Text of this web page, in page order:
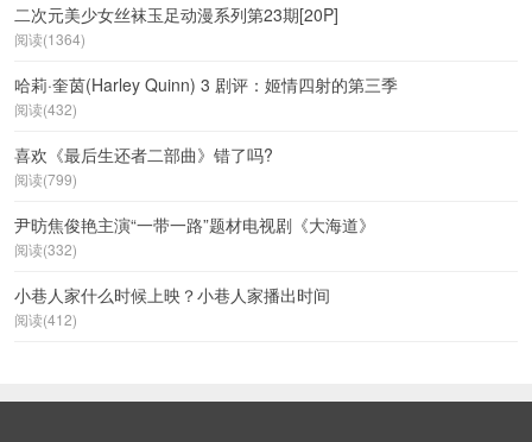
二次元美少女丝袜玉足动漫系列第23期[20P]
阅读(1364)
哈莉·奎茵(Harley Quinn) 3 剧评：姬情四射的第三季
阅读(432)
喜欢《最后生还者二部曲》错了吗?
阅读(799)
尹昉焦俊艳主演“一带一路”题材电视剧《大海道》
阅读(332)
小巷人家什么时候上映？小巷人家播出时间
阅读(412)